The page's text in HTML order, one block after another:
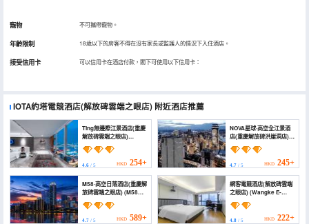
寵物 不可攜帶寵物。
年齡限制 18歲以下的房客不得在沒有家長或監護人的情況下入住酒店。
接受信用卡 可以信用卡在酒店付款，閣下可使用以下信用卡：
IOTA約塔電競酒店(解放碑雲端之眼店) 附近酒店推薦
Ting無邊際江景酒店(重慶
解放碑雲端之眼店)
(Chongqing Ting high
altitude riverview hotel)
4.6 / 5 HKD 254+
NOVA星球·高空全江景酒
店(重慶解放碑洪崖洞店)
(NOVA Planet High
Altitude River View
4.7/ 5 HKD 245+
M58·高空日落酒店(重慶解
放碑雲端之眼店) (M58
Hotel)
4.7 / 5 HKD 589+
網客電競酒店(解放碑雲端
之眼店) (Wangke E-
Sports Hotel
(Jiefangbei Cloud Eye))
4.8/ 5 HKD 222+